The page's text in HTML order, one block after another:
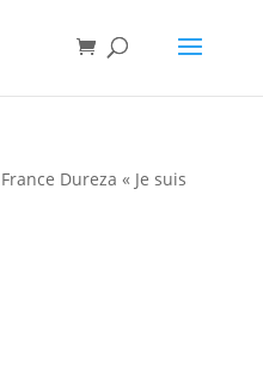
Dureza « Je suis